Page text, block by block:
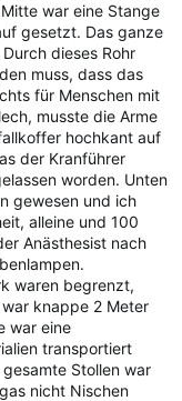
war eine Stange
gesetzt. Das ganze
dieses Rohr
muss, dass das
für Menschen mit
musste die Arme
hochkant auf
der Kranführer
worden. Unten
gewesen und ich
alleine und 100
Anästhesist nach
waren begrenzt,
knappe 2 Meter
war eine
transportiert
Stollen war
nicht Nischen